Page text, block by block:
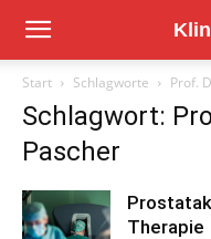
Start Schlagworte Prof.
Schlagwort:
Pascher
Therapie